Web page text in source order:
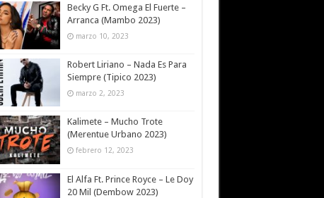
Becky G Ft. Omega El Fuerte –
Arranca (Mambo 2023)
marzo 10, 2023
Robert Liriano – Nada Es Para
Siempre (Tipico 2023)
marzo 2, 2023
Kalimete – Mucho Trote
(Merentue Urbano 2023)
febrero 12, 2023
El Alfa Ft. Prince Royce – Le Doy
20 Mil (Dembow 2023)